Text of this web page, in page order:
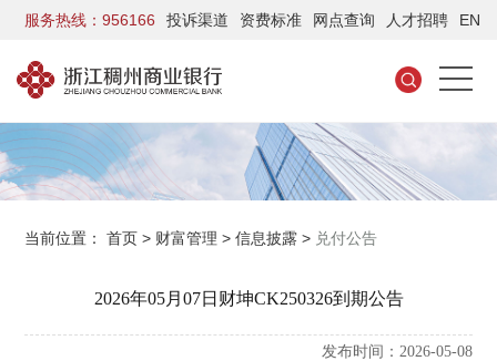
服务热线：956166 投诉渠道 资费标准 网点查询 人才招聘 EN
当前位置：首页 > 财富管理 >信息披露 > 兑付公告
2026年05月07日财坤CK250326到期公告
发布时间：2026-05-08